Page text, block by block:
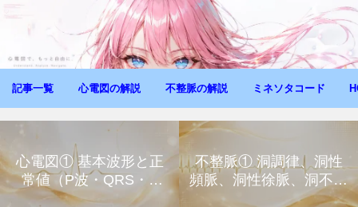
記事一覧 心電図の解説 不整脈の解説 ミネソタコード
心電図① 基本波形と正
常値（P波・QRS・T
波）
不整脈① 洞調律、洞性
頻脈、洞性徐脈、洞不全